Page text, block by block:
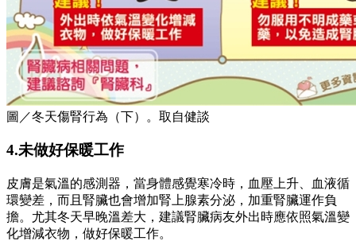
圖／冬天傷腎行為（下）。取自健談
4.未做好保暖工作
皮膚是氣溫的感測器，當身體感覺寒冷時，血壓上升、血液循
環變差，而且腎臟也會增加腎上腺素分泌，加重腎臟運作負
擔。尤其冬天早晚溫差大，建議腎臟病友外出時應依照氣溫變
化增減衣物，做好保暖工作。